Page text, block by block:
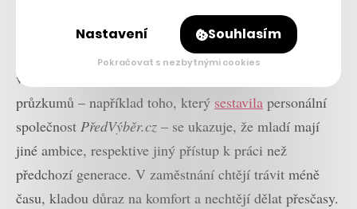
Huangova slova tak mohou pootevřít oči především
generaci Z, tedy lidem narozeným okolo roku 2000, už
v době internetu. Ačkoliv je každý jiný, i podle
průzkumů – například toho, který sestavila personální
společnost PředVýběr.cz – se ukazuje, že mladí mají
jiné ambice, respektive jiný přístup k práci než
předchozí generace. V zaměstnání chtějí trávit méně
času, kladou důraz na komfort a nechtějí dělat přesčasy.
Nastavení Souhlasím
Pokračovat s nezbytnými cookies